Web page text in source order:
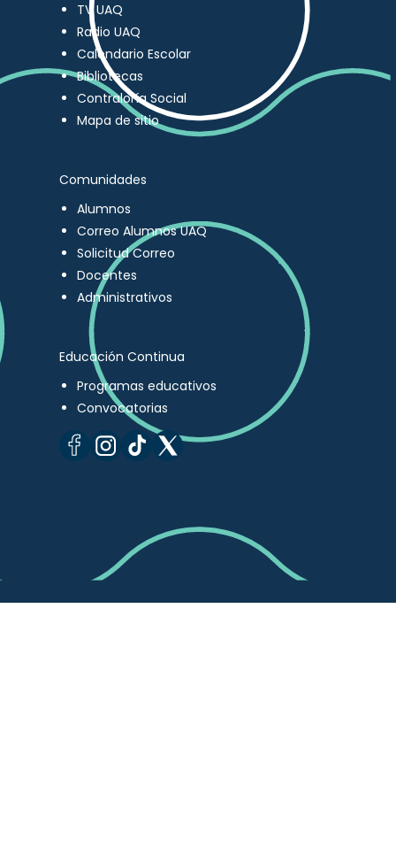
TV UAQ
Radio UAQ
Calendario Escolar
Bibliotecas
Contraloría Social
Mapa de sitio
Comunidades
Alumnos
Correo Alumnos UAQ
Solicitud Correo
Docentes
Administrativos
Educación Continua
Programas educativos
Convocatorias